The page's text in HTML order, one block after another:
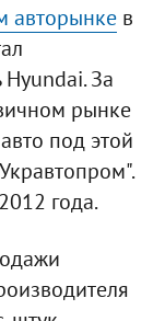
авторынкев
За
рынке
под этой
года.